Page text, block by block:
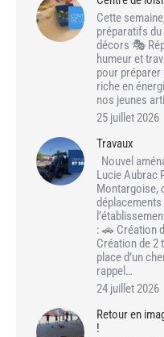
Cette
préparatifs
décors 🎭
humeur et
pour préparer
riche en
nos jeunes
25 juillet 2026
Travaux
Nouvel
Lucie Aubrac
Montargoise,
: 🚗 Création
Création de 2
place d’un
rappel…
24 juillet 2026
Retour en
!